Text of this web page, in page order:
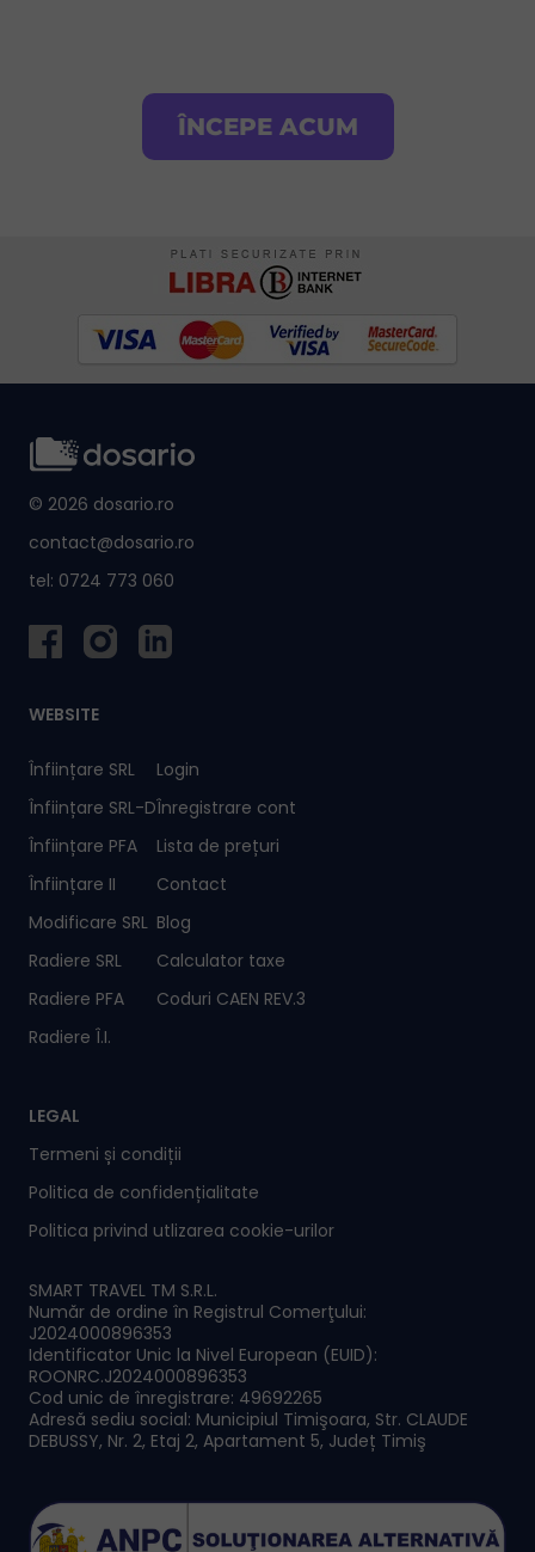
ÎNCEPE ACUM
© 2026 dosario.ro
contact@dosario.ro
tel: 0724 773 060
WEBSITE
Înființare SRL
Înființare SRL-D
Înființare PFA
Înființare II
Modificare SRL
Radiere SRL
Radiere PFA
Radiere Î.I.
Login
Înregistrare cont
Lista de prețuri
Contact
Blog
Calculator taxe
Coduri CAEN REV.3
LEGAL
Termeni și condiții
Politica de confidențialitate
Politica privind utlizarea cookie-urilor
SMART TRAVEL TM S.R.L.
Număr de ordine în Registrul Comerţului:
J2024000896353
Identificator Unic la Nivel European (EUID):
ROONRC.J2024000896353
Cod unic de înregistrare: 49692265
Adresă sediu social: Municipiul Timişoara, Str. CLAUDE
DEBUSSY, Nr. 2, Etaj 2, Apartament 5, Județ Timiş